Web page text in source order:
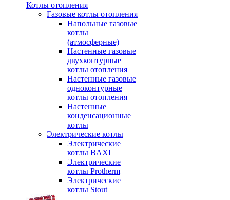
Котлы отопления
Газовые котлы отопления
Напольные газовые
котлы
(атмосферные)
Настенные газовые
двухконтурные
котлы отопления
Настенные газовые
одноконтурные
котлы отопления
Настенные
конденсационные
котлы
Электрические котлы
Электрические
котлы BAXI
Электрические
котлы Protherm
Электрические
котлы Stout